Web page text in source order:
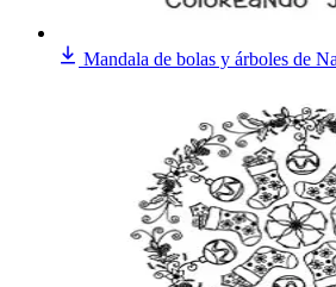
Mandala de bolas y árboles de